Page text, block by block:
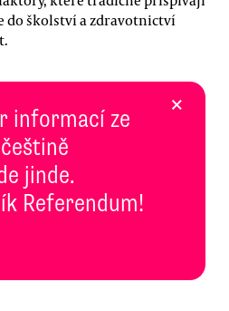
do školství a zdravotnictví
informací ze
jinde.
Referendum!
×